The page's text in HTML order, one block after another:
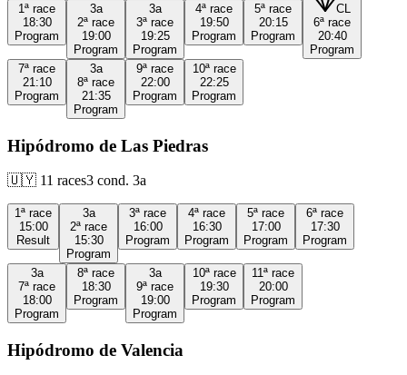
1ª race
18:30
Program
3a
2ª race
19:00
Program
3a
3ª race
19:25
Program
4ª race
19:50
Program
5ª race
20:15
Program
CL
6ª race
20:40
Program
7ª race
21:10
Program
3a
8ª race
21:35
Program
9ª race
22:00
Program
10ª race
22:25
Program
Hipódromo de Las Piedras
🇺🇾 11 races3 cond. 3a
1ª race
15:00
Result
3a
2ª race
15:30
Program
3ª race
16:00
Program
4ª race
16:30
Program
5ª race
17:00
Program
6ª race
17:30
Program
3a
7ª race
18:00
Program
8ª race
18:30
Program
3a
9ª race
19:00
Program
10ª race
19:30
Program
11ª race
20:00
Program
Hipódromo de Valencia